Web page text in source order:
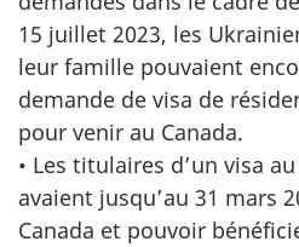
15 juillet 2023, les
leur famille pouvaient
demande de visa de
pour venir au Canada.
• Les titulaires d’un visa
avaient jusqu’au 31 mars
Canada et pouvoir